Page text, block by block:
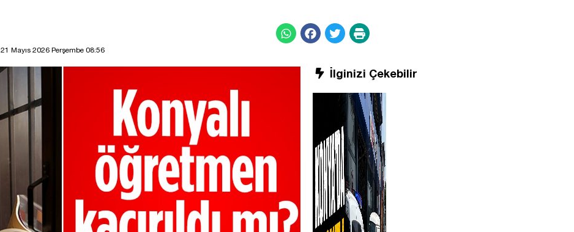
21 Mayıs 2026 Perşembe 08:56
İlginizi Çekebilir